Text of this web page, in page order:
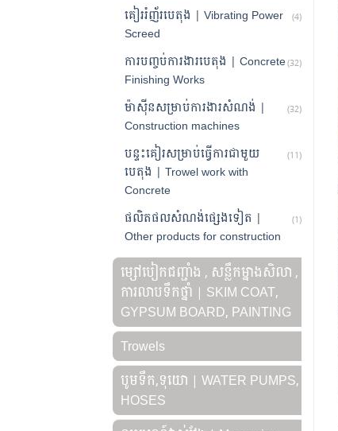
គៀររំញ័របេតុង | Vibrating Power
Screed
(4)
ការបញ្ចប់ការងារបេតុង | Concrete
Finishing Works
(32)
ម៉ាស៊ីនសម្រាប់ការងារសំណង់ |
Construction machines
(32)
បន្ទះគៀរសម្រាប់ធ្វើការជាមួយ
បេតុង | Trowel work with
Concrete
(11)
ផលិតផលសំណង់ផ្សេងទៀត |
Other products for construction
(1)
ម្សៅបៀកជញ្ជាំង , សន្លឹកម្នាងសិលា ,
ការលាបទឹកថ្នាំ | SKIM COAT,
GYPSUM BOARD, PAINTING
Trowels
បូមទឹក,ទុយោ | WATER PUMPS,
HOSES